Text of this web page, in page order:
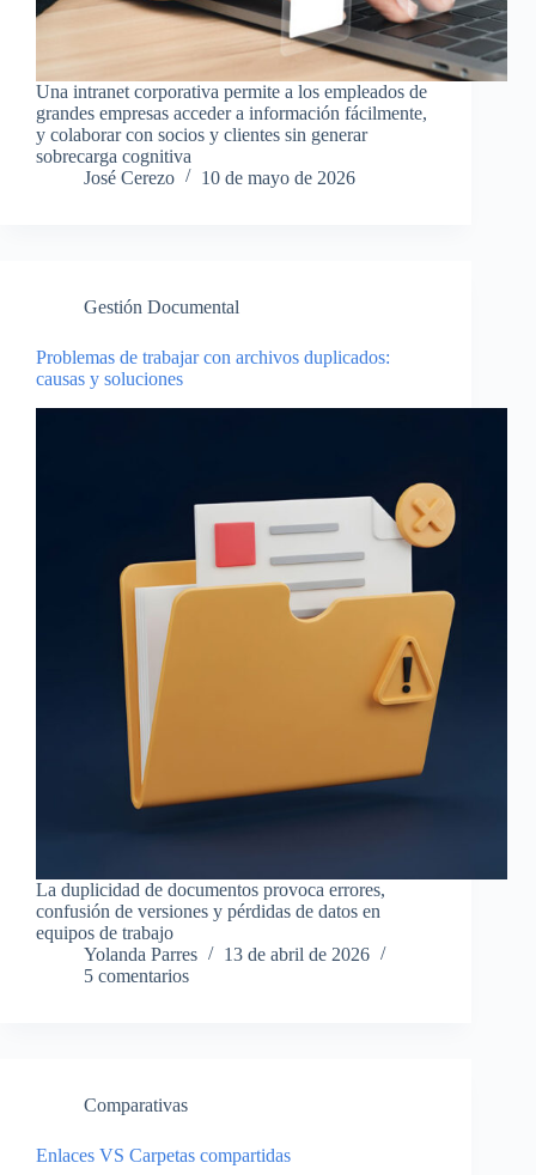
Una intranet corporativa permite a los empleados de
grandes empresas acceder a información fácilmente,
y colaborar con socios y clientes sin generar
sobrecarga cognitiva
José Cerezo
10 de mayo de 2026
Gestión Documental
Problemas de trabajar con archivos duplicados:
causas y soluciones
La duplicidad de documentos provoca errores,
confusión de versiones y pérdidas de datos en
equipos de trabajo
Yolanda Parres
13 de abril de 2026
5 comentarios
Comparativas
Enlaces VS Carpetas compartidas